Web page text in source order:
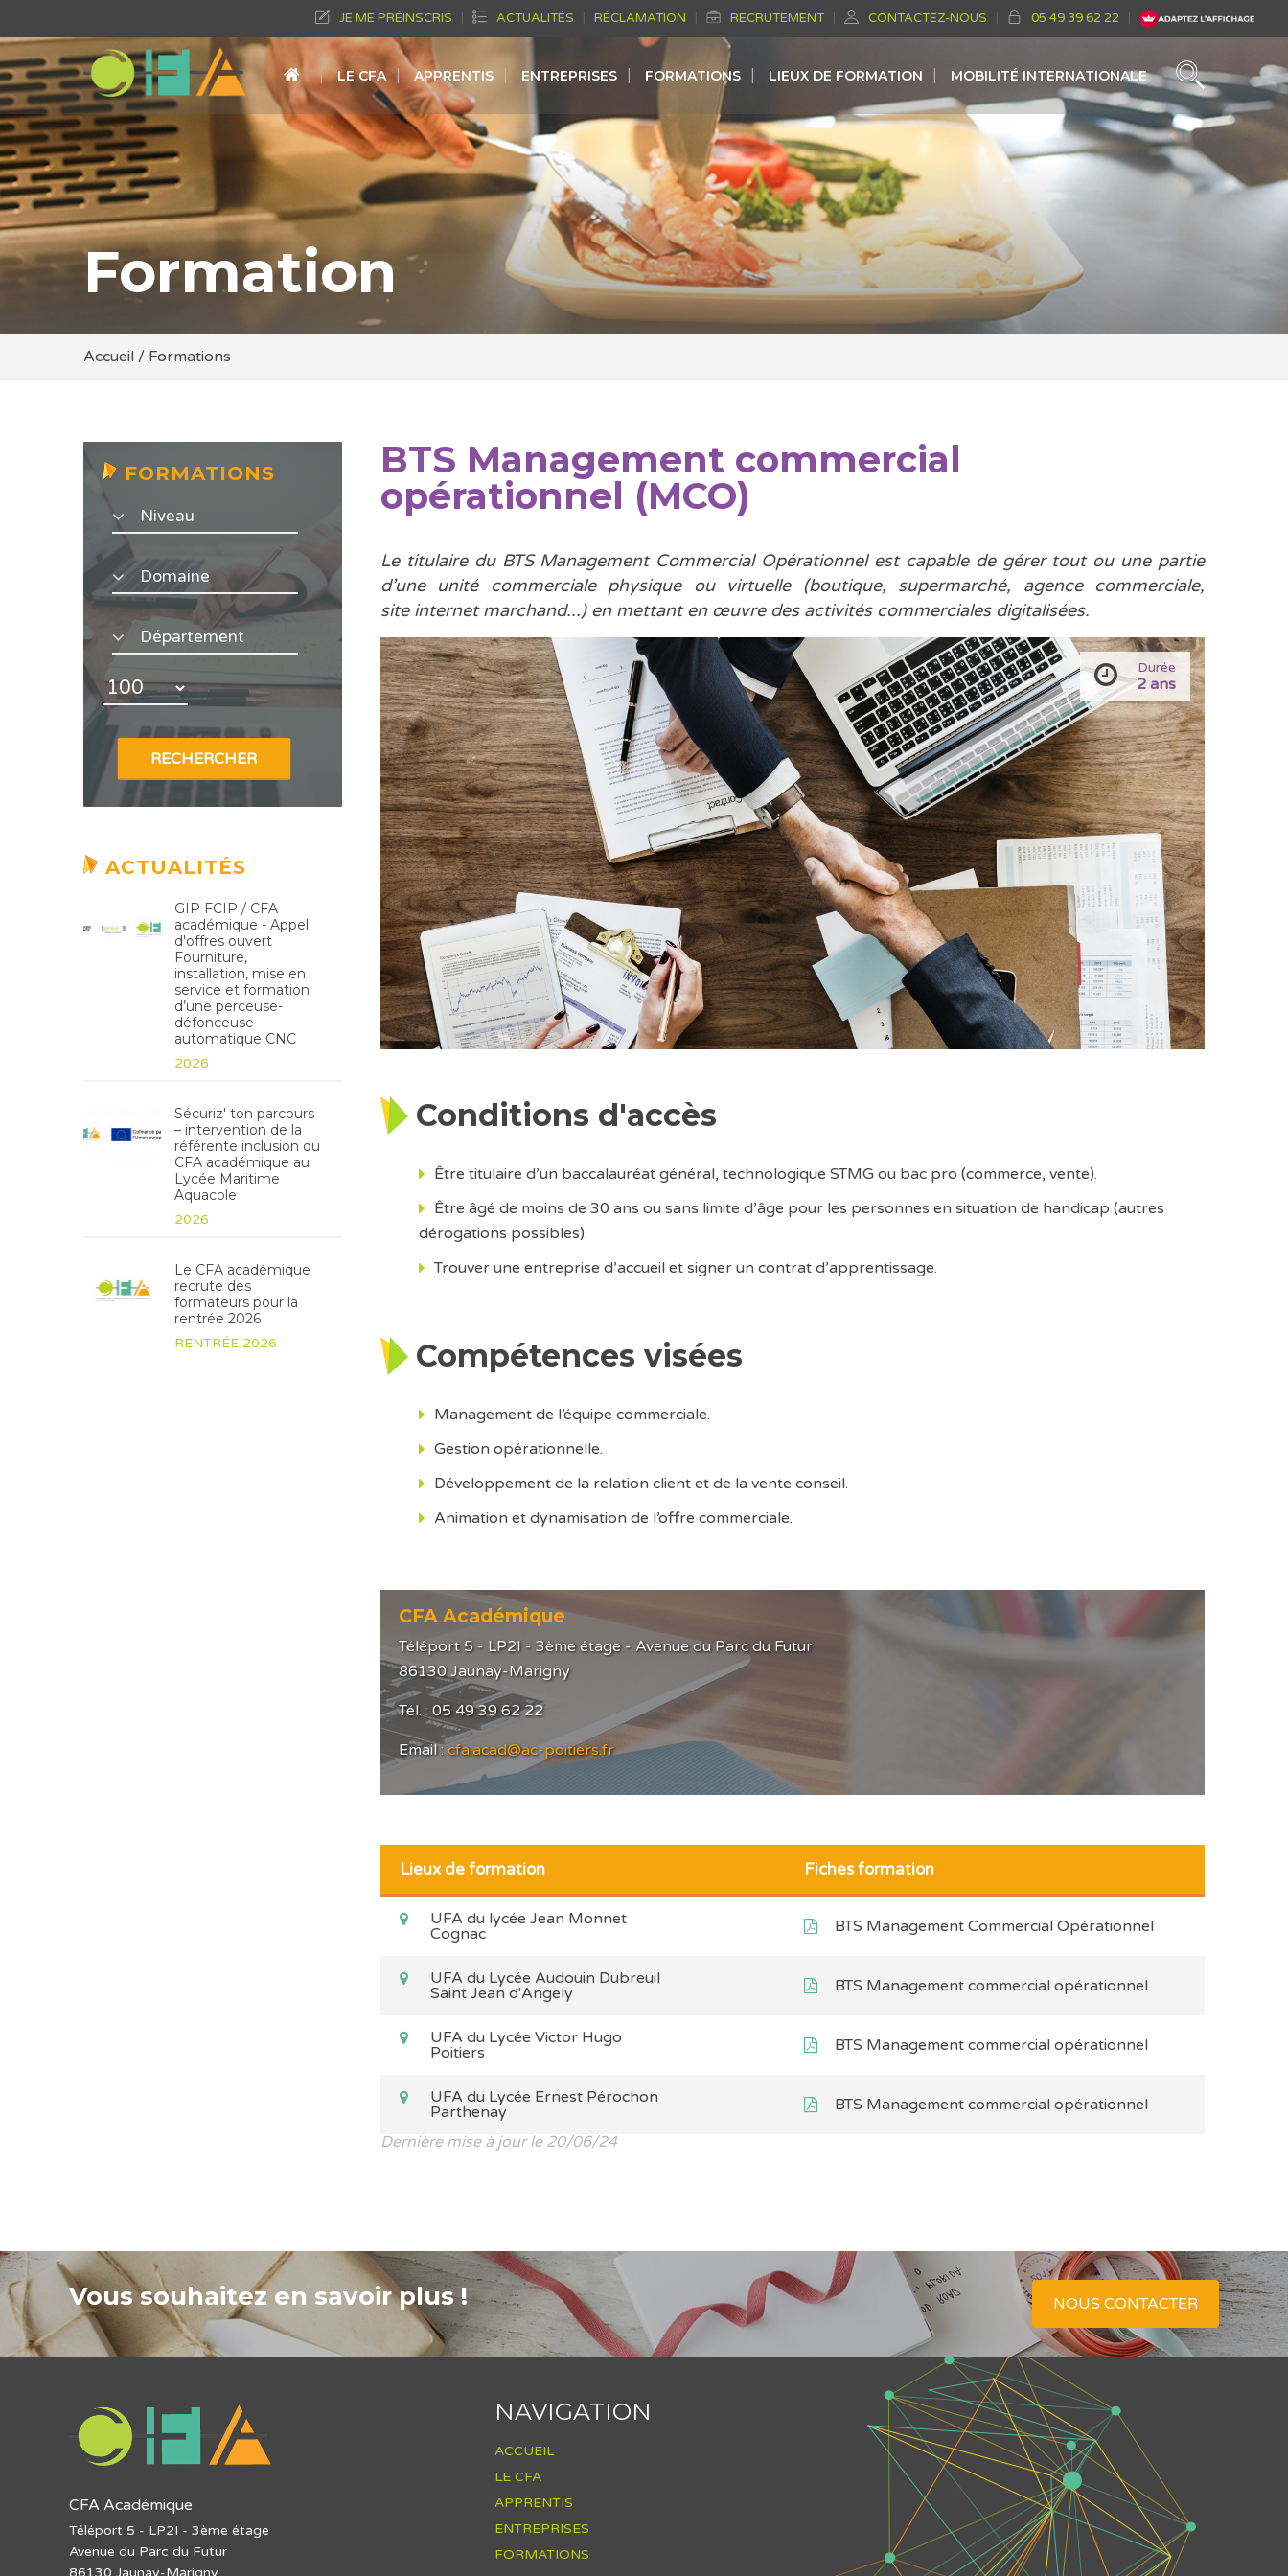
JE ME PRÉINSCRIS ACTUALITÉS RÉCLAMATION RECRUTEMENT CONTACTEZ-NOUS 05 49 39 62 22
LE CFA APPRENTIS ENTREPRISES FORMATIONS LIEUX DE FORMATION MOBILITÉ INTERNATIONALE
Formation
Accueil / Formations
FORMATIONS
ACTUALITÉS
GIP FCIP / CFA
académique - Appel
d'offres ouvert
Fourniture,
installation, mise en
service et formation
d’une perceuse-
défonceuse
automatique CNC
2026
Sécuriz' ton parcours
– intervention de la
référente inclusion du
CFA académique au
Lycée Maritime
Aquacole
2026
Le CFA académique
recrute des
formateurs pour la
rentrée 2026
RENTRÉE 2026
BTS Management commercial
opérationnel (MCO)
Le titulaire du BTS Management Commercial Opérationnel est capable de gérer tout ou une partie
d’une unité commerciale physique ou virtuelle (boutique, supermarché, agence commerciale,
site internet marchand...) en mettant en œuvre des activités commerciales digitalisées.
Durée
2 ans
Conditions d'accès
Être titulaire d’un baccalauréat général, technologique STMG ou bac pro (commerce, vente).
Être âgé de moins de 30 ans ou sans limite d’âge pour les personnes en situation de handicap (autres
dérogations possibles).
Trouver une entreprise d’accueil et signer un contrat d’apprentissage.
Compétences visées
Management de l’équipe commerciale.
Gestion opérationnelle.
Développement de la relation client et de la vente conseil.
Animation et dynamisation de l’offre commerciale.
CFA Académique
Téléport 5 - LP2I - 3ème étage - Avenue du Parc du Futur
86130 Jaunay-Marigny
Tél. : 05 49 39 62 22
Email :cfa.acad@ac-poitiers.fr
Lieux de formation Fiches formation
UFA du lycée Jean Monnet
Cognac
BTS Management Commercial Opérationnel
UFA du Lycée Audouin Dubreuil
Saint Jean d'Angely
BTS Management commercial opérationnel
UFA du Lycée Victor Hugo
Poitiers
BTS Management commercial opérationnel
UFA du Lycée Ernest Pérochon
Parthenay
BTS Management commercial opérationnel
Dernière mise à jour le 20/06/24
Vous souhaitez en savoir plus ! NOUS CONTACTER
CFA Académique
Téléport 5 - LP2I - 3ème étage
Avenue du Parc du Futur
86130 Jaunay-Marigny
NAVIGATION
ACCUEIL
LE CFA
APPRENTIS
ENTREPRISES
FORMATIONS